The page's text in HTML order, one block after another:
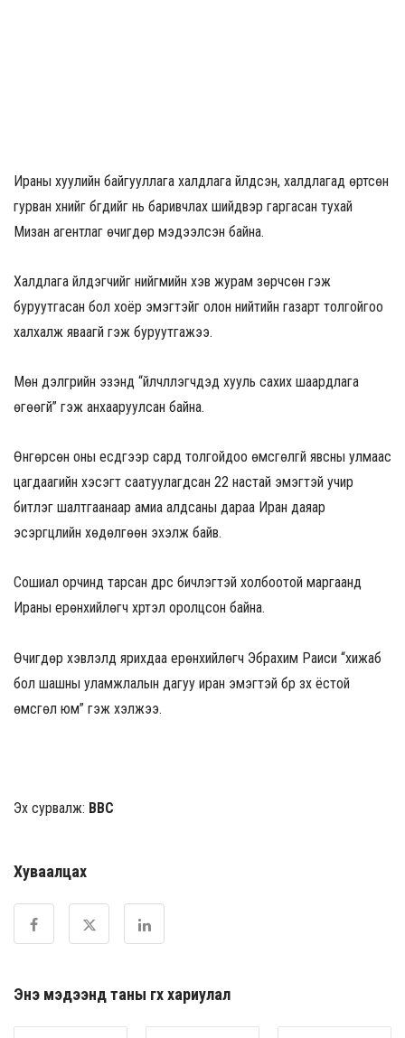
Ираны хуулийн байгууллага халдлага үйлдсэн, халдлагад өртсөн
гурван хүнийг бүгдийг нь баривчлах шийдвэр гаргасан тухай
Мизан агентлаг өчигдөр мэдээлсэн байна.
Халдлага үйлдэгчийг нийгмийн хэв журам зөрчсөн гэж
буруутгасан бол хоёр эмэгтэйг олон нийтийн газарт толгойгоо
халхалж яваагүй гэж буруутгажээ.
Мөн дэлгүүрийн эзэнд “үйлчлүүлэгчдэд хууль сахих шаардлага
өгөөгүй” гэж анхааруулсан байна.
Өнгөрсөн оны есдүгээр сард толгойдоо өмсгөлгүй явсны улмаас
цагдаагийн хэсэгт саатуулагдсан 22 настай эмэгтэй учир
битүүлэг шалтгаанаар амиа алдсаны дараа Иран даяар
эсэргүүцлийн хөдөлгөөн эхэлж байв.
Сошиал орчинд тарсан дүрс бичлэгтэй холбоотой маргаанд
Ираны ерөнхийлөгч хүртэл оролцсон байна.
Өчигдөр хэвлэлд ярихдаа ерөнхийлөгч Эбрахим Раиси “хижаб
бол шашны уламжлалын дагуу иран эмэгтэй бүр зүүх ёстой
өмсгөл юм” гэж хэлжээ.
Эх сурвалж: BBC
Хуваалцах
Энэ мэдээнд таны өгөх хариулал